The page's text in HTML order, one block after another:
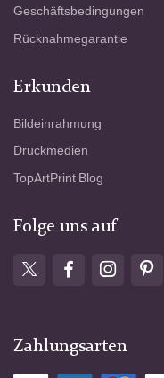
Geschäftsbedingungen
Rücknahmegarantie
Erkunden
Bildeinrahmung
Druckmedien
TopArtPrint Blog
Folge uns auf
Zahlungsarten